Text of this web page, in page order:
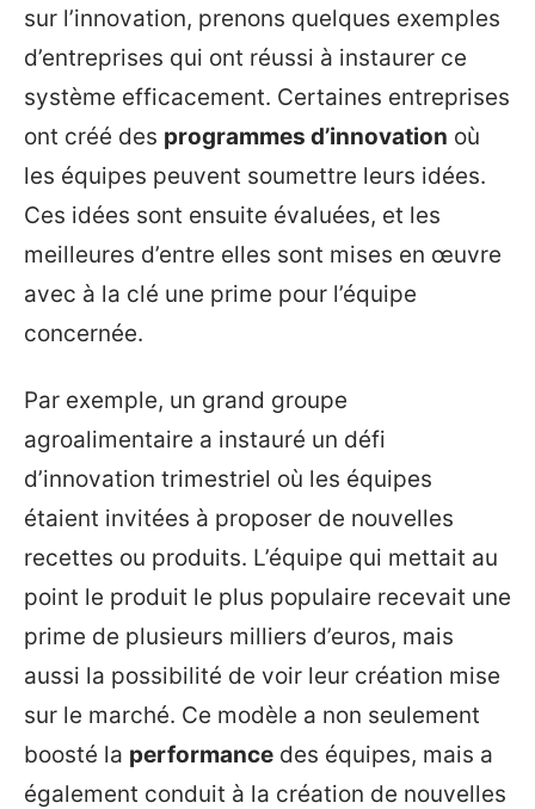
sur l’innovation, prenons quelques exemples
d’entreprises qui ont réussi à instaurer ce
système efficacement. Certaines entreprises
ont créé des programmes d’innovation où
les équipes peuvent soumettre leurs idées.
Ces idées sont ensuite évaluées, et les
meilleures d’entre elles sont mises en œuvre
avec à la clé une prime pour l’équipe
concernée.
Par exemple, un grand groupe
agroalimentaire a instauré un défi
d’innovation trimestriel où les équipes
étaient invitées à proposer de nouvelles
recettes ou produits. L’équipe qui mettait au
point le produit le plus populaire recevait une
prime de plusieurs milliers d’euros, mais
aussi la possibilité de voir leur création mise
sur le marché. Ce modèle a non seulement
boosté la performance des équipes, mais a
également conduit à la création de nouvelles